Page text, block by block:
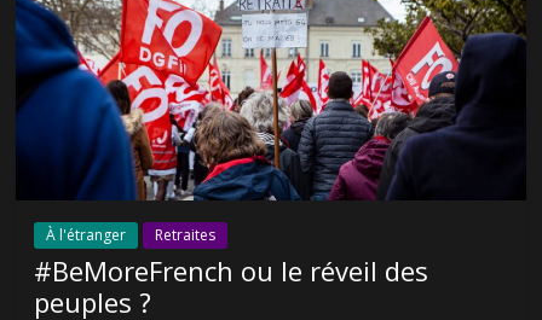
À l'étranger Retraites
#BeMoreFrench ou le réveil des
peuples ?